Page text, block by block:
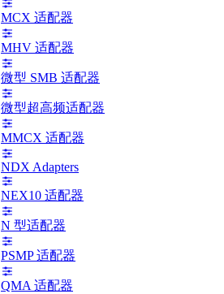
MCX 适配器
MHV 适配器
微型 SMB 适配器
微型超高频适配器
MMCX 适配器
NDX Adapters
NEX10 适配器
N 型适配器
PSMP 适配器
QMA 适配器